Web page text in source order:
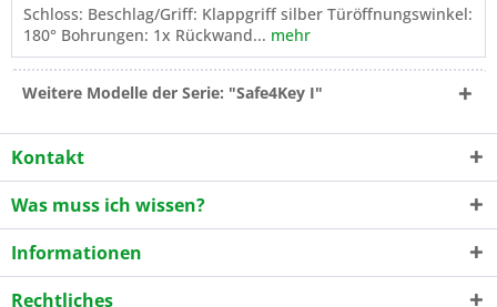
Schloss: Beschlag/Griff: Klappgriff silber Türöffnungswinkel:
180° Bohrungen: 1x Rückwand... mehr
Weitere Modelle der Serie: "Safe4Key I"
Kontakt
Was muss ich wissen?
Informationen
Rechtliches